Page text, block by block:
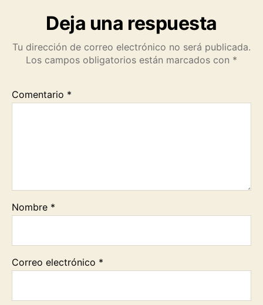
Deja una respuesta
Tu dirección de correo electrónico no será publicada.
Los campos obligatorios están marcados con *
Comentario *
Nombre *
Correo electrónico *